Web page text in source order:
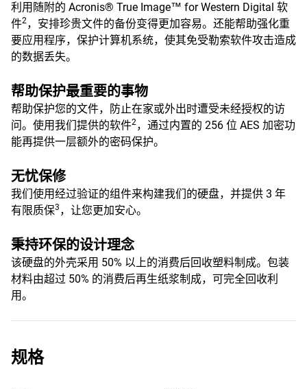
利用随附的 Acronis® True Image™ for Western Digital 软
件2，安排珍贵文件的备份变得更加容易。还能帮助强化重
要应用程序，保护计算机系统，使其免受勒索软件攻击造成
的数据丢失。
帮助保护最重要的事物
帮助保护您的文件，防止在家或外出时遭受未经授权的访
问。使用我们提供的软件2，通过内置的 256 位 AES 加密功
能再提供一层额外的密码保护。
无忧保修
我们使用经过验证的组件来构建我们的硬盘，并提供 3 年
有限质保3 ，让您更加安心。
秉持环保的设计理念
该硬盘的外壳采用 50% 以上的消费后回收塑料制成。包装
材料由超过 50% 的消费后再生纸浆制成，可完全回收利
用。
规格